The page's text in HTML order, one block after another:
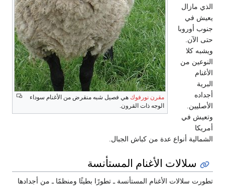
مقرن نورفوك هي فصيل شبه منقرض من الأغنام سوداء
الوجه ذات القرون.
الذي مازال
يعيش في
جنوب أوروبا
حتى الآن.
ويشبه كلا
النوعين من
الأغنام
البرية
أجداده
الأصليين.
وتعيش في
أمريكا
الشمالية أنواع عدة من كباش الجبال.
سلالات الأغنام المستأنسة
تطورت سلالات الأغنام المستأنسة ـ تطورًا بطيئًا ومنظمًا ـ من أجدادها